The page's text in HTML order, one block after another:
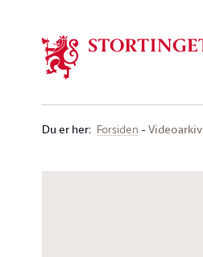
Du er her: Forsiden Videoarkiv